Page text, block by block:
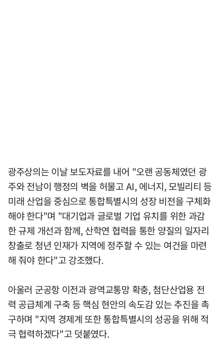
광주상의는 이날 보도자료를 내어 "오랜 공동체였던 광
주와 전남이 행정의 벽을 허물고 AI, 에너지, 모빌리티 등
미래 산업을 중심으로 통합특별시의 성장 비전을 구체화
해야 한다"며 "대기업과 글로벌 기업 유치를 위한 과감
한 규제 개선과 함께, 산학연 협력을 통한 양질의 일자리
창출로 청년 인재가 지역에 정주할 수 있는 여건을 마련
해 줘야 한다"고 강조했다.
아울러 군공항 이전과 광역교통망 확충, 첨단산업용 전
력 공급체계 구축 등 핵심 현안의 속도감 있는 추진을 촉
구하며 "지역 경제계 또한 통합특별시의 성공을 위해 적
극 협력하겠다"고 덧붙였다.